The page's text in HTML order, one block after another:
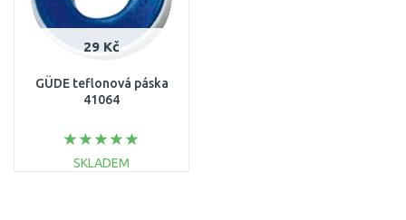
29 Kč
GÜDE teflonová páska
41064
SKLADEM